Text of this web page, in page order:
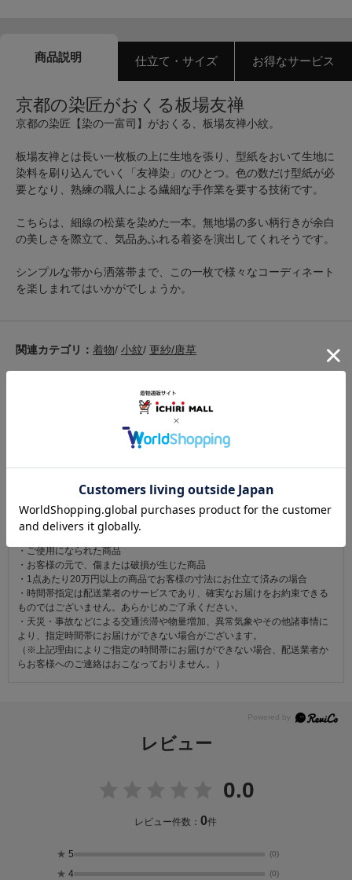
商品説明 仕立て・サイズ お得なサービス
京都の染匠がおくる板場友禅
京都の染匠【染の一富司】がおくる、板場友禅小紋。
板場友禅とは長い一枚板の上に生地を張り、型紙をおいて生地に
染料を刷り込んでいく「友禅染」のひとつ。色の数だけ型紙が必
要となり、熟練の職人による繊細な手作業を要する技術です。
こちらは、細線の松葉を染めた一本。無地場の多い柄行きが余白
の美しさを際立て、気品あふれる着姿を演出してくれそうです。
シンプルな帯から洒落帯まで、この一枚で様々なコーディネート
を楽しまれてはいかがでしょうか。
関連カテゴリ： 着物/ 小紋/ 更紗/唐草
この商品を見た人は
こちらの商品も見ています
お仕立て後、お客様の手元に届いてから30日以内であれば返品可能です。
返品にかかる送料は無料です。
ただし次に該当するものは返品をお受けできません。
・商品到着後31日以上経過した商品
・ご使用になられた商品
・お客様の元で、傷または破損が生じた商品
・1点あたり20万円以上の商品でお客様の寸法にお仕立て済みの場合
・時間帯指定は配送業者のサービスであり、確実なお届けをお約束できる
ものではございません。あらかじめご了承ください。
・天災・事故などによる交通渋滞や物量増加、異常気象やその他諸事情に
より、指定時間帯にお届けができない場合がございます。
（※上記理由によりご指定の時間帯にお届けができない場合、配送業者か
らお客様へのご連絡はおこなっておりません。）
レビュー
0.0
レビュー件数：0件
★ 5 (0)
★ 4 (0)